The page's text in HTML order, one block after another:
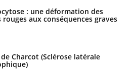
: une déformation des
rouges aux conséquences graves
Charcot (Sclérose latérale